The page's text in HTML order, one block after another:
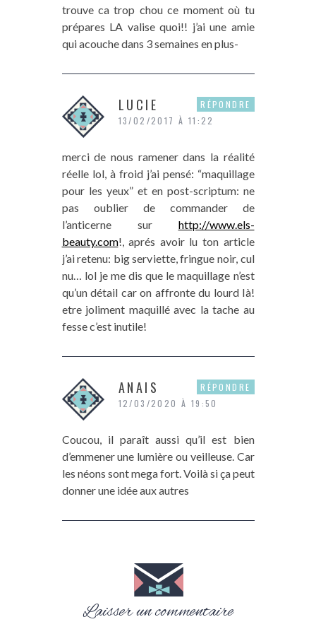
trouve ca trop chou ce moment où tu
prépares LA valise quoi!! j’ai une amie
qui acouche dans 3 semaines en plus-
LUCIE
13/02/2017 À 11:22
merci de nous ramener dans la réalité
réelle lol, à froid j’ai pensé: “maquillage
pour les yeux” et en post-scriptum: ne
pas oublier de commander de
l’anticerne sur http://www.els-
beauty.com!, aprés avoir lu ton article
j’ai retenu: big serviette, fringue noir, cul
nu… lol je me dis que le maquillage n’est
qu’un détail car on affronte du lourd là!
etre joliment maquillé avec la tache au
fesse c’est inutile!
RÉPONDRE
ANAIS
12/03/2020 À 19:50
Coucou, il paraît aussi qu’il est bien
d’emmener une lumière ou veilleuse. Car
les néons sont mega fort. Voilà si ça peut
donner une idée aux autres
RÉPONDRE
Laisser un commentaire